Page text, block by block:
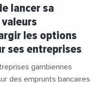
lancer sa
les options
ses entreprises
gambiennes
des emprunts bancaires